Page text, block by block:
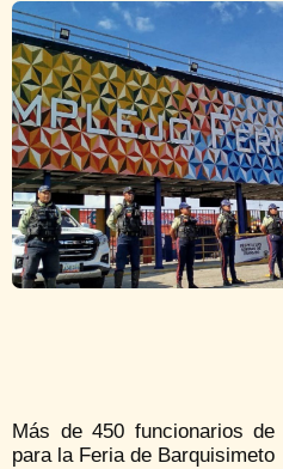
Más de 450 funcionarios
para la Feria de Barquisimeto